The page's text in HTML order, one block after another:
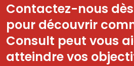
Contactez-nous
pour découvrir
Consult peut vous
atteindre vos